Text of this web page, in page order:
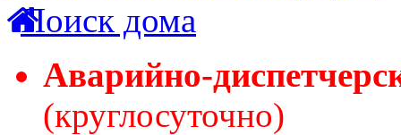
Поиск дома
Аварийно-
(круглосуточно)